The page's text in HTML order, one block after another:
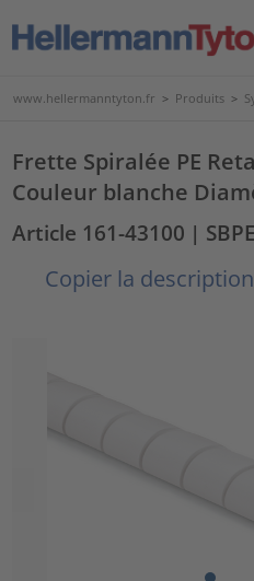
www.hellermanntyton.fr > Produits >
Frette Spiralée PE
Couleur blanche
Article 161-43100 |
Copier la